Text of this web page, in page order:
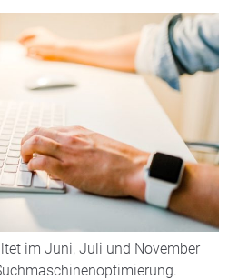
im Juni, Juli und November